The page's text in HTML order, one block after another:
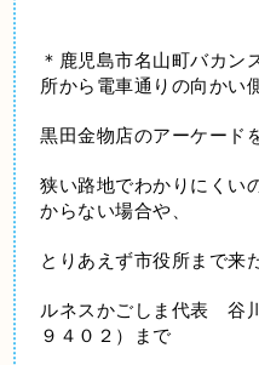
＊鹿児島市名山町バカン
所から電車通りの向かい側
黒田金物店のアーケード
狭い路地でわかりにくい
からない場合や、
とりあえず市役所まで来
ルネスかごしま代表　谷
９４０２）まで